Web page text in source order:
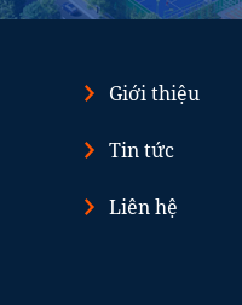
Giới thiệu
Tin tức
Liên hệ